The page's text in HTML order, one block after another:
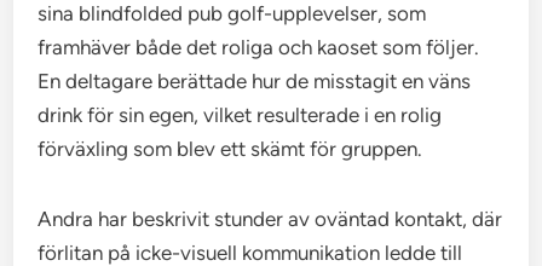
sina blindfolded pub golf-upplevelser, som
framhäver både det roliga och kaoset som följer.
En deltagare berättade hur de misstagit en väns
drink för sin egen, vilket resulterade i en rolig
förväxling som blev ett skämt för gruppen.
Andra har beskrivit stunder av oväntad kontakt, där
förlitan på icke-visuell kommunikation ledde till